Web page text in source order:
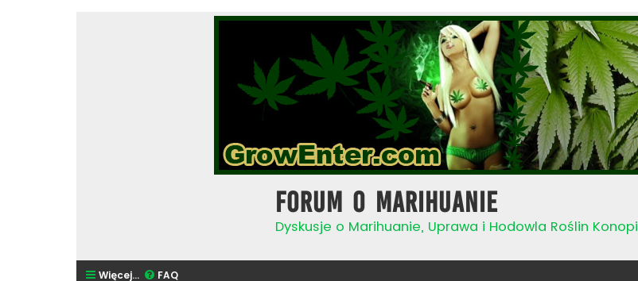
Forum o Marihuanie
Dyskusje o Marihuanie, Uprawa i Hodowla Roślin Konopi
Więcej… FAQ